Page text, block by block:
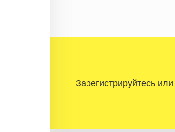
Зарегистрируйтесьили